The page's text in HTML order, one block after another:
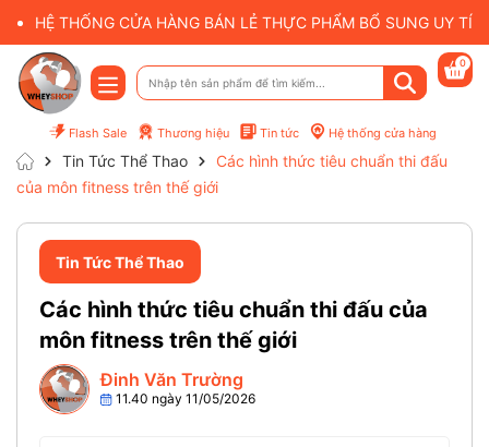
HỆ THỐNG CỬA HÀNG BÁN LẺ THỰC PHẨM BỔ SUNG UY
Flash Sale Thương hiệu Tin tức Hệ thống cửa hàng
0
Tin Tức Thể Thao
Các hình thức tiêu chuẩn thi đấu
của môn fitness trên thế giới
Tin Tức Thể Thao
Các hình thức tiêu chuẩn thi đấu của
môn fitness trên thế giới
Đinh Văn Trường
11.40 ngày 11/05/2026